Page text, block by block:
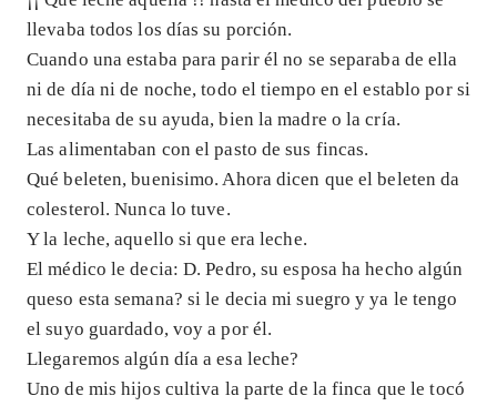
llevaba todos los días su porción.
Cuando una estaba para parir él no se separaba de ella
ni de día ni de noche, todo el tiempo en el establo por si
necesitaba de su ayuda, bien la madre o la cría.
Las alimentaban con el pasto de sus fincas.
Qué beleten, buenisimo. Ahora dicen que el beleten da
colesterol. Nunca lo tuve.
Y la leche, aquello si que era leche.
El médico le decia: D. Pedro, su esposa ha hecho algún
queso esta semana? si le decia mi suegro y ya le tengo
el suyo guardado, voy a por él.
Llegaremos algún día a esa leche?
Uno de mis hijos cultiva la parte de la finca que le tocó